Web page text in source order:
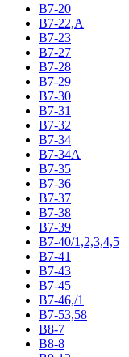
В7-20
В7-22,А
В7-23
В7-27
В7-28
В7-29
В7-30
В7-31
В7-32
В7-34
В7-34А
В7-35
В7-36
В7-37
В7-38
В7-39
В7-40/1,2,3,4,5
В7-41
В7-43
В7-45
В7-46,/1
В7-53,58
В8-7
В8-8